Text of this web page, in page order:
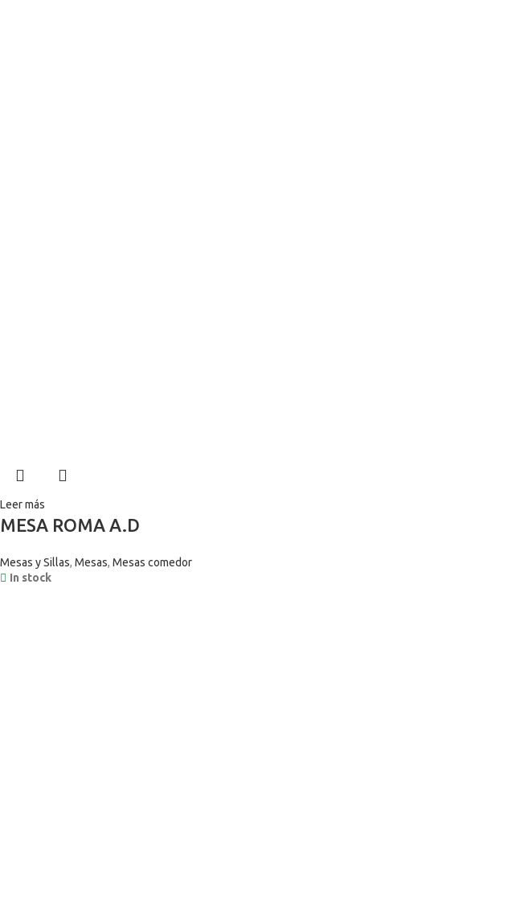
Leer más
MESA ROMA A.D
Mesas y Sillas, Mesas, Mesas comedor
In stock